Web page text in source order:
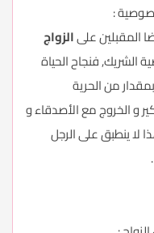
:
المقبلين علىالزواج
الشريك, فنجاح الحياة
من الحرية
و الخروج مع الأصدقاء و
لا ينطبق على الرجل